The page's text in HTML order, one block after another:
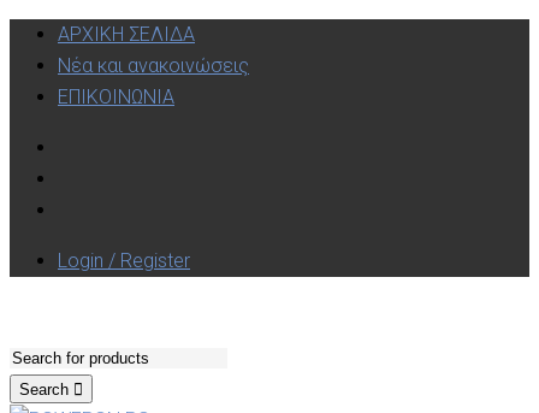
ΑΡΧΙΚΗ ΣΕΛΙΔΑ
Νέα και ανακοινώσεις
ΕΠΙΚΟΙΝΩΝΙΑ
Login / Register
Search